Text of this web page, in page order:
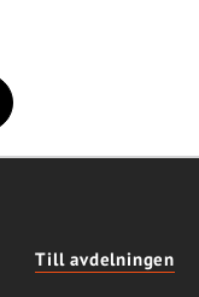
Till avdelningen